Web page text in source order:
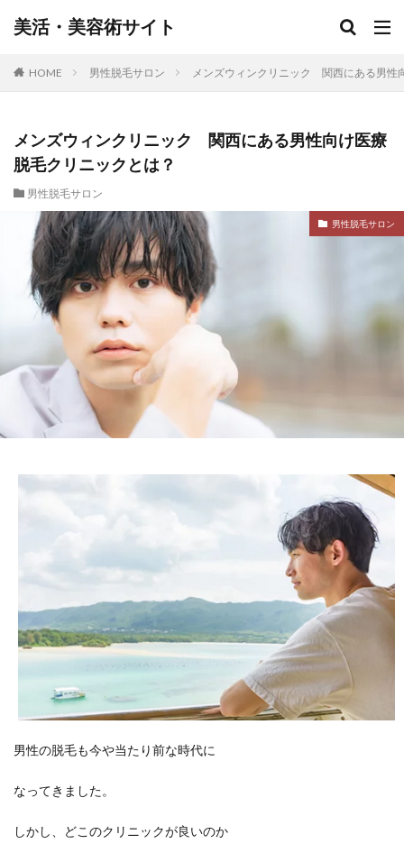
美活・美容術サイト
HOME 男性脱毛サロン メンズウィンクリニック 関西にある男性
メンズウィンクリニック 関西にある男性向け医療
脱毛クリニックとは？
男性脱毛サロン
男性脱毛サロン
男性の脱毛も今や当たり前な時代に
なってきました。
しかし、どこのクリニックが良いのか